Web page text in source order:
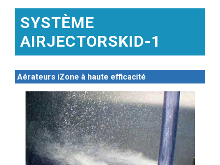
SYSTÈME
AIRJECTORSKID-1
Aérateurs iZone à haute efficacité